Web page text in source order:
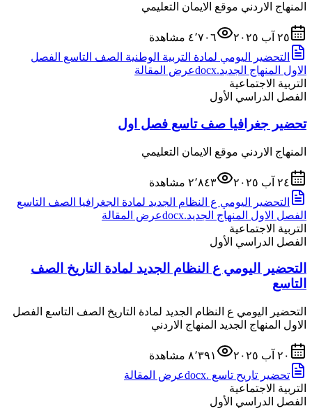
المنهاج الاردني موقع الايمان التعليمي
٢٥ آب ٢٠٢٥ ٤٬٧٠٦ مشاهدة
التحضير اليومي لمادة التربية الوطنية الصف التاسع الفصل
الاول المنهاج الجديد.docx
عرض المقالة
التربية الاجتماعية
الفصل الدراسي الأول
تحضير جغرافيا صف تاسع فصل اول
المنهاج الاردني موقع الايمان التعليمي
٢٤ آب ٢٠٢٥ ٢٬٨٤٣ مشاهدة
التحضير اليومي ع النظام الجديد لمادة الجغرافيا الصف التاسع
الفصل الاول المنهاج الجديد.docx
عرض المقالة
التربية الاجتماعية
الفصل الدراسي الأول
التحضير اليومي ع النظام الجديد لمادة التاريخ الصف
التاسع
التحضير اليومي ع النظام الجديد لمادة التاريخ الصف التاسع الفصل
الاول المنهاج الجديد المنهاج الاردني
٢٠ آب ٢٠٢٥ ٨٬٣٩١ مشاهدة
تحضير تاريح تاسع .docx
عرض المقالة
التربية الاجتماعية
الفصل الدراسي الأول